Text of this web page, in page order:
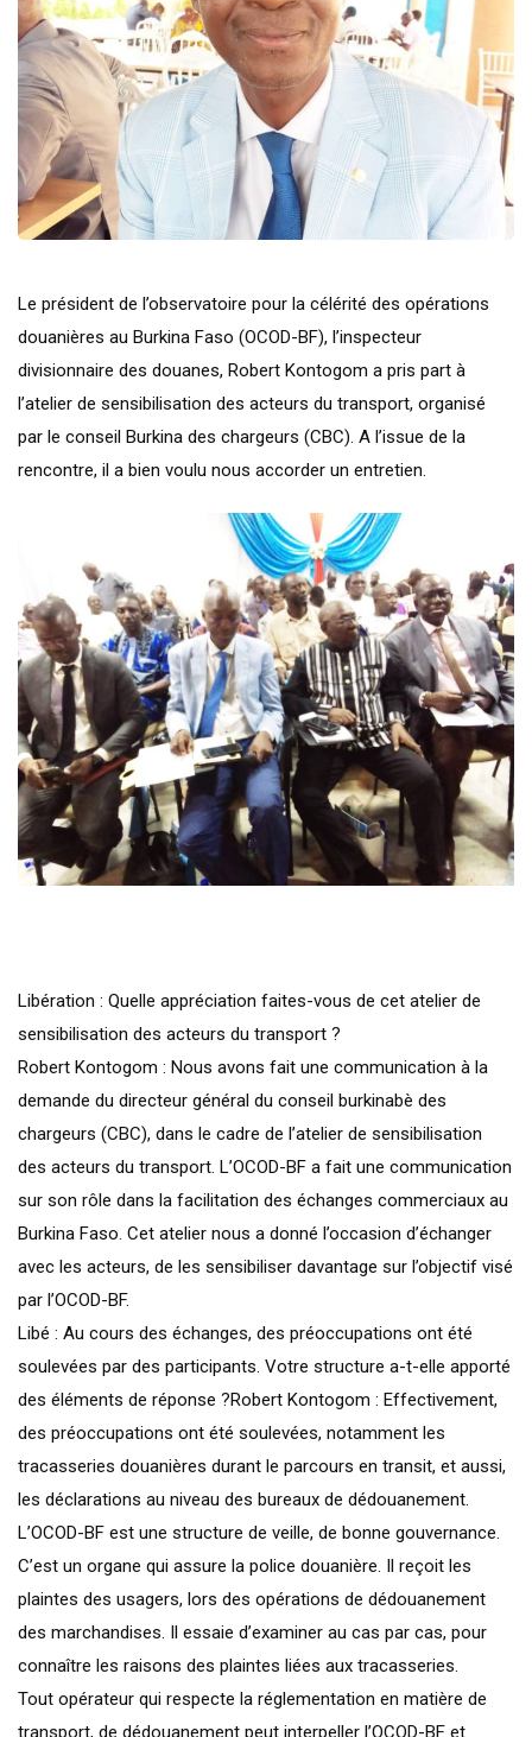
Le président de l’observatoire pour la célérité des opérations
douanières au Burkina Faso (OCOD-BF), l’inspecteur
divisionnaire des douanes, Robert Kontogom a pris part à
l’atelier de sensibilisation des acteurs du transport, organisé
par le conseil Burkina des chargeurs (CBC). A l’issue de la
rencontre, il a bien voulu nous accorder un entretien.
Libération : Quelle appréciation faites-vous de cet atelier de
sensibilisation des acteurs du transport ?
Robert Kontogom : Nous avons fait une communication à la
demande du directeur général du conseil burkinabè des
chargeurs (CBC), dans le cadre de l’atelier de sensibilisation
des acteurs du transport. L’OCOD-BF a fait une communication
sur son rôle dans la facilitation des échanges commerciaux au
Burkina Faso. Cet atelier nous a donné l’occasion d’échanger
avec les acteurs, de les sensibiliser davantage sur l’objectif visé
par l’OCOD-BF.
Libé : Au cours des échanges, des préoccupations ont été
soulevées par des participants. Votre structure a-t-elle apporté
des éléments de réponse ?Robert Kontogom : Effectivement,
des préoccupations ont été soulevées, notamment les
tracasseries douanières durant le parcours en transit, et aussi,
les déclarations au niveau des bureaux de dédouanement.
L’OCOD-BF est une structure de veille, de bonne gouvernance.
C’est un organe qui assure la police douanière. Il reçoit les
plaintes des usagers, lors des opérations de dédouanement
des marchandises. Il essaie d’examiner au cas par cas, pour
connaître les raisons des plaintes liées aux tracasseries.
Tout opérateur qui respecte la réglementation en matière de
transport, de dédouanement peut interpeller l’OCOD-BF et